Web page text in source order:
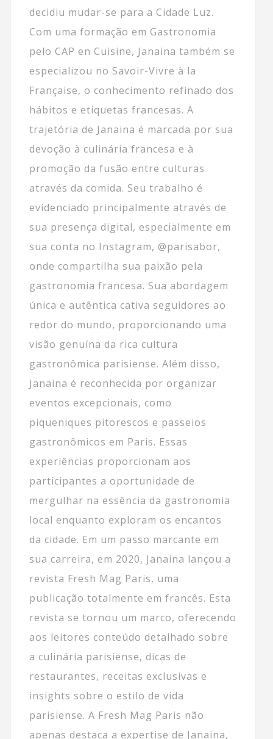
decidiu mudar-se para a Cidade Luz.
Com uma formação em Gastronomia
pelo CAP en Cuisine, Janaina também se
especializou no Savoir-Vivre à la
Française, o conhecimento refinado dos
hábitos e etiquetas francesas. A
trajetória de Janaina é marcada por sua
devoção à culinária francesa e à
promoção da fusão entre culturas
através da comida. Seu trabalho é
evidenciado principalmente através de
sua presença digital, especialmente em
sua conta no Instagram, @parisabor,
onde compartilha sua paixão pela
gastronomia francesa. Sua abordagem
única e autêntica cativa seguidores ao
redor do mundo, proporcionando uma
visão genuína da rica cultura
gastronômica parisiense. Além disso,
Janaina é reconhecida por organizar
eventos excepcionais, como
piqueniques pitorescos e passeios
gastronômicos em Paris. Essas
experiências proporcionam aos
participantes a oportunidade de
mergulhar na essência da gastronomia
local enquanto exploram os encantos
da cidade. Em um passo marcante em
sua carreira, em 2020, Janaina lançou a
revista Fresh Mag Paris, uma
publicação totalmente em francês. Esta
revista se tornou um marco, oferecendo
aos leitores conteúdo detalhado sobre
a culinária parisiense, dicas de
restaurantes, receitas exclusivas e
insights sobre o estilo de vida
parisiense. A Fresh Mag Paris não
apenas destaca a expertise de Janaina,